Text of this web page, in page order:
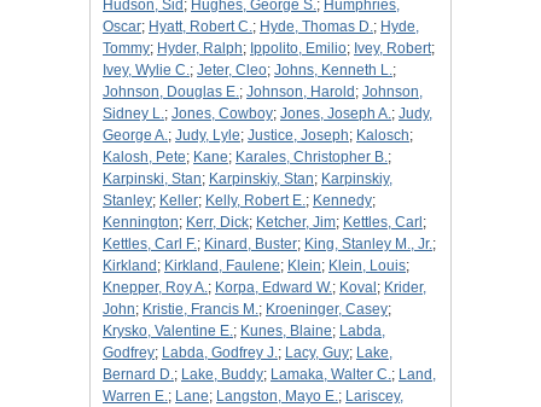
Hudson, Sid ; Hughes, George S.; Humphries,
Oscar; Hyatt, Robert C.; Hyde, Thomas D.; Hyde,
Tommy; Hyder, Ralph; Ippolito, Emilio; Ivey, Robert;
Ivey, Wylie C.; Jeter, Cleo; Johns, Kenneth L.;
Johnson, Douglas E.; Johnson, Harold ; Johnson,
Sidney L.; Jones, Cowboy; Jones, Joseph A.; Judy,
George A.; Judy, Lyle; Justice, Joseph; Kalosch;
Kalosh, Pete; Kane; Karales, Christopher B.;
Karpinski, Stan; Karpinskiy, Stan; Karpinskiy,
Stanley; Keller; Kelly, Robert E.; Kennedy;
Kennington; Kerr, Dick; Ketcher, Jim; Kettles, Carl ;
Kettles, Carl F.; Kinard, Buster; King, Stanley M., Jr.;
Kirkland ; Kirkland, Faulene; Klein; Klein, Louis;
Knepper, Roy A.; Korpa, Edward W.; Koval ; Krider,
John; Kristie, Francis M.; Kroeninger, Casey;
Krysko, Valentine E.; Kunes, Blaine; Labda,
Godfrey; Labda, Godfrey J.; Lacy, Guy; Lake,
Bernard D.; Lake, Buddy; Lamaka, Walter C.; Land,
Warren E.; Lane; Langston, Mayo E.; Lariscey,